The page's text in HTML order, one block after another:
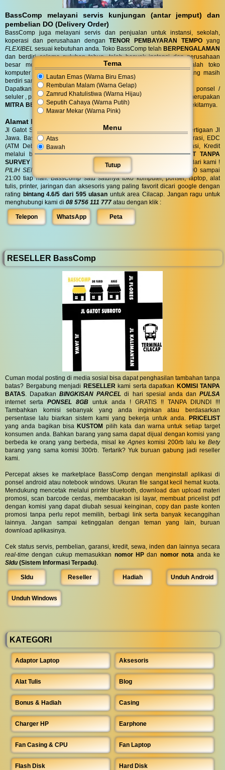
Tema
Lautan Emas (Warna Biru Emas)
Rembulan Malam (Warna Gelap)
Zamrud Khatulistiwa (Warna Hijau)
Seputih Cahaya (Warna Putih)
Mawar Mekar (Warna Pink)
Menu
Atas
Bawah
Tutup
BassComp melayani servis kunjungan (antar jemput) dan
pembelian DO (Delivery Order)
BassComp juga melayani servis dan penjualan untuk instansi, sekolah,
koperasi dan perusahaan denganTENOR PEMBAYARAN TEMPO yang
FLEXIBEL sesuai kebutuhan anda. Toko BassComp telah BERPENGALAMAN
dan berdiri selama puluhan tahun, telah banyak instansi dan perusahaan
besar mempercayai kehandalan teknisi kami. BassComp adalah toko
komputer termurah dan terlengkap serta
TERTUA
asli cilacap yang masih
berdiri sampai saat ini.
Dapatkan penawaran terbaik untuk kebutuhan komputer, laptop, ponsel /
seluler , printer, alat tulis, jaringan dan aksesoris anda. Bass Comp merupakan
MITRA BELANJA dan SERVIS TERPERCAYA
warga Cilacap dan sekitarnya.
Alamat BassComp
Jl Gatot Subroto no 47 Cilacap (100 meter selatan terminal) di pertigaan Jl
Jawa. BassComp melayani pembelian tunai, SIPLAH, BMT / Koperasi, EDC
(ATM Debit dan Kartu Kredit), QRIS, Transfer realtime terintegrasi, Kredit
melalui berbagai leasing.KREDITdi BassComp prosesCEPAT TANPA
SURVEY (RO)
DapatkanBONUS
aksesories spesial dari kami !
PILIH SENDIRI
Langsung tanpa diundi ! BassComp buka jam 08:00 sampai
21:00 tiap hari. BassComp satu satunya toko komputer, ponsel, laptop, alat
tulis, printer, jaringan dan aksesoris yang paling favorit dicari google dengan
rating bintang 4.6/5 dari 595 ulasan untuk area Cilacap. Jangan ragu untuk
menghubungi kami di 08 5756 111 777 atau dengan klik :
Telepon WhatsApp Peta
RESELLER BassComp
Cuman modal posting di media sosial bisa dapat penghasilan tambahan tanpa
batas? Bergabung menjadi RESELLERkami serta dapatkan KOMISI TANPA
BATAS. DapatkanBINGKISAN PARCEL di hari spesial anda danPULSA
internet serta PONSEL 8GB untuk anda ! GRATIS !! TANPA DIUNDI !!!
Tambahkan komisi sebanyak yang anda inginkan atau berdasarkan
persentase lalu biarkan sistem kami yang bekerja untuk anda. PRICELIST
yang anda bagikan bisaKUSTOM pilih kata dan warna untuk setiap target
konsumen anda. Bahkan barang yang sama dapat dijual dengan komisi yang
berbeda ke orang yang berbeda, misal keAgnes komisi 200rb lalu ke Bety
barang yang sama komisi 300rb. Tertarik? Yuk buruan gabung jadi reseller
kami.
Percepat akses ke marketplace BassComp dengan menginstall aplikasi di
ponsel android atau notebook windows. Ukuran file sangat kecil hemat kuota.
Mendukung mencetak melalui printer bluetooth, download dan upload materi
promosi, scan barcode cerdas, membacakan isi layar, membuat pricelist pdf
dengan komisi yang dapat diubah sesuai keinginan, copy dan paste konten
promosi tanpa perlu repot memilih, berbagi link serta banyak kecanggihan
lainnya. Jangan sampai ketinggalan dengan teman yang lain, buruan
download aplikasinya.
Cek status servis, pembelian, garansi, kredit, sewa, inden dan lainnya secara
real-time dengan cukup memasukkan nomor HP dan nomor nota anda ke
SIdu (Sistem Informasi Terpadu).
SIdu Reseller Hadiah Unduh Android
Unduh Windows
KATEGORI
Adaptor Laptop Aksesoris
Alat Tulis Blog
Bonus & Hadiah Casing
Charger HP Earphone
Fan Casing & CPU Fan Laptop
Flash Disk Hard Disk